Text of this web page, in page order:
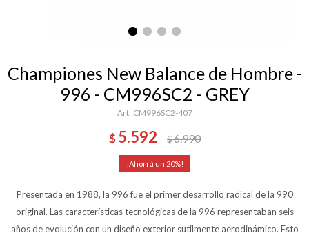
Championes New Balance de Hombre -
996 - CM996SC2 - GREY
CM996SC2-407
$ 5.592 $6.990
20
Presentada en 1988, la 996 fue el primer desarrollo radical de la 990
original. Las características tecnológicas de la 996 representaban seis
años de evolución con un diseño exterior sutilmente aerodinámico. Esto